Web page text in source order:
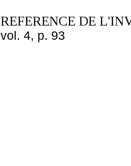
REFERENCE DE
vol. 4, p. 93